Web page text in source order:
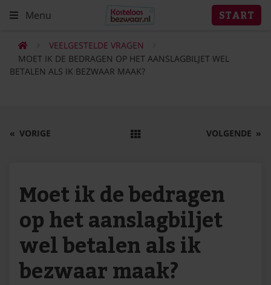
Menu START
VEELGESTELDE VRAGEN
MOET IK DE BEDRAGEN OP HET AANSLAGBILJET WEL
BETALEN ALS IK BEZWAAR MAAK?
« VORIGE VOLGENDE »
Moet ik de bedragen
op het aanslagbiljet
wel betalen als ik
bezwaar maak?